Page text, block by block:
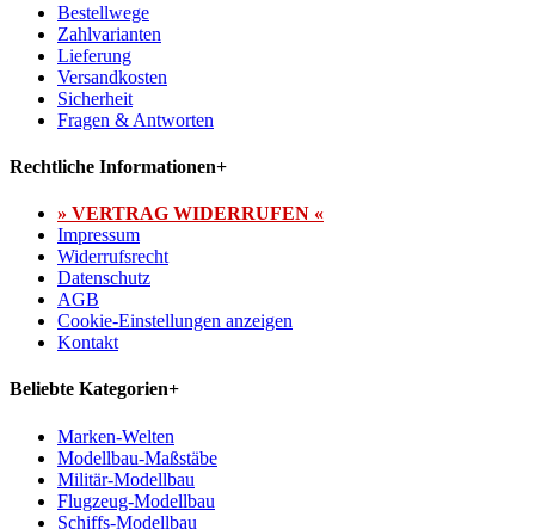
Bestellwege
Zahlvarianten
Lieferung
Versandkosten
Sicherheit
Fragen & Antworten
Rechtliche Informationen+
» VERTRAG WIDERRUFEN «
Impressum
Widerrufsrecht
Datenschutz
AGB
Cookie-Einstellungen anzeigen
Kontakt
Beliebte Kategorien+
Marken-Welten
Modellbau-Maßstäbe
Militär-Modellbau
Flugzeug-Modellbau
Schiffs-Modellbau